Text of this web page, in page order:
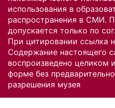
использования в
распространения в СМИ.
допускается только по
При цитировании ссылка
Содержание настоящего
воспроизведено целиком
форме без
разрешения музея